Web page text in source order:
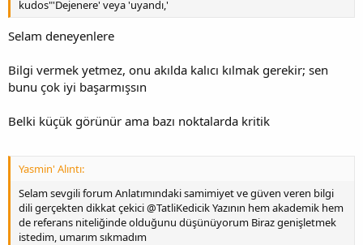
kudos"'Dejenere' veya 'uyandı,'
Selam deneyenlere
Bilgi vermek yetmez, onu akılda kalıcı kılmak gerekir; sen
bunu çok iyi başarmışsın
Belki küçük görünür ama bazı noktalarda kritik
Yasmin' Alıntı:
Selam sevgili forum Anlatımındaki samimiyet ve güven veren bilgi
dili gerçekten dikkat çekici @TatliKedicik Yazının hem akademik hem
de referans niteliğinde olduğunu düşünüyorum Biraz genişletmek
istedim, umarım sıkmadım